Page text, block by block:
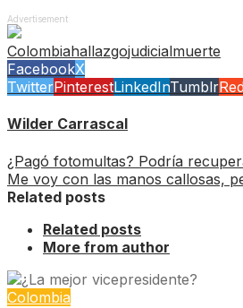
Advertisement
Colombiahallazgojudicialmuerte
FacebookX
TwitterPinterestLinkedInTumblr
Wilder Carrascal
¿Pagó fotomultas? Podría
Me voy con las manos callosas,
Related posts
Related posts
More from author
Colombia